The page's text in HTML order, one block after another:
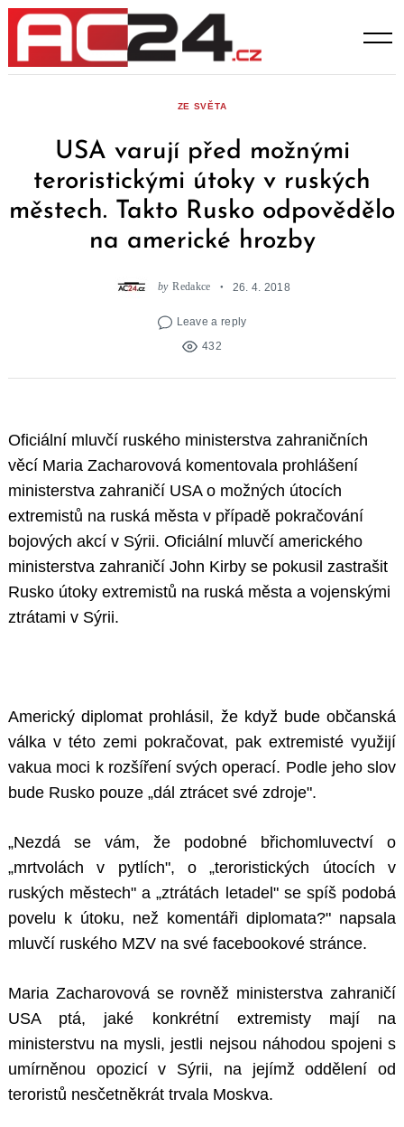
Skip
content
ZE SVĚTA
USA varují před možnými
teroristickými útoky v ruských
městech. Takto Rusko odpovědělo
na americké hrozby
by Redakce 26. 4. 2018
Leave a reply
432
Oficiální mluvčí ruského ministerstva zahraničních
věcí Maria Zacharovová komentovala prohlášení
ministerstva zahraničí USA o možných útocích
extremistů na ruská města v případě pokračování
bojových akcí v Sýrii. Oficiální mluvčí amerického
ministerstva zahraničí John Kirby se pokusil zastrašit
Rusko útoky extremistů na ruská města a vojenskými
ztrátami v Sýrii.
Americký diplomat prohlásil, že když bude občanská
válka v této zemi pokračovat, pak extremisté využijí
vakua moci k rozšíření svých operací. Podle jeho slov
bude Rusko pouze „dál ztrácet své zdroje".
„Nezdá se vám, že podobné břichomluvectví o
„mrtvolách v pytlích", o „teroristických útocích v
ruských městech" a „ztrátách letadel" se spíš podobá
povelu k útoku, než komentáři diplomata?" napsala
mluvčí ruského MZV na své facebookové stránce.
Maria Zacharovová se rovněž ministerstva zahraničí
USA ptá, jaké konkrétní extremisty mají na
ministerstvu na mysli, jestli nejsou náhodou spojeni s
umírněnou opozicí v Sýrii, na jejímž oddělení od
teroristů nesčetněkrát trvala Moskva.